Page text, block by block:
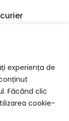
experiența de
Făcând clic
cookie-